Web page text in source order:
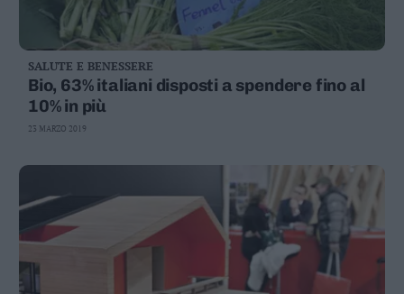
SALUTE E BENESSERE
Bio, 63% italiani disposti a spendere fino al
10% in più
23 MARZO 2019